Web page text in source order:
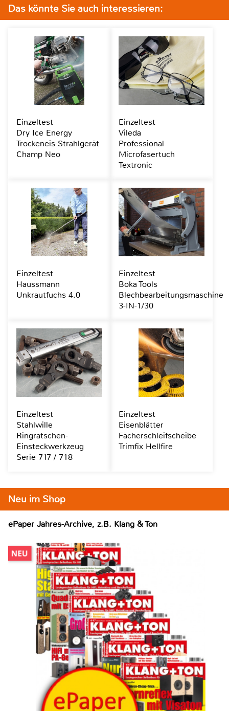
Neu im Shop
ePaper Jahres-Archive, z.B. Klang & Ton
Das könnte Sie auch interessieren:
Einzeltest
Dry Ice Energy
Trockeneis-Strahlgerät
Champ Neo
Einzeltest
Vileda
Professional
Microfasertuch
Textronic
Einzeltest
Haussmann
Unkrautfuchs 4.0
Einzeltest
Boka Tools
Blechbearbeitungsmaschine
3-IN-1/30
Einzeltest
Stahlwille
Ringratschen-
Einsteckwerkzeug
Serie 717 / 718
Einzeltest
Eisenblätter
Fächerschleifscheibe
Trimfix Hellfire